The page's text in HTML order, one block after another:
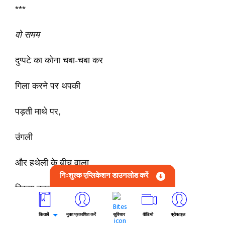
***
वो समय
दुप्पटे का कोना चबा-चबा कर
गिला करने पर थपकी
पड़ती माथे पर,
उंगली
और हथेली के बीच वाला
हिस्सा टकराता।
बचपना और प्रेम,
निःशुल्क एप्लिकेशन डाउनलोड करें
किताबें मुक्त प्रकाशित करें सुविचार वीडियो प्रोफाइल